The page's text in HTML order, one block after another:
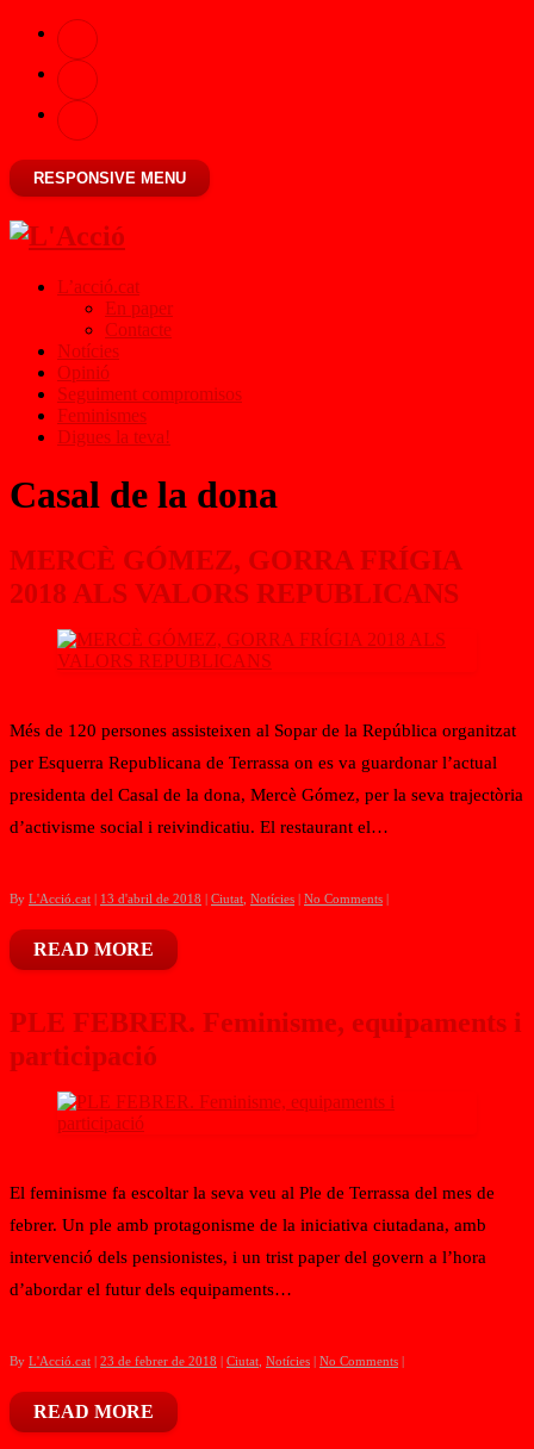
RESPONSIVE MENU
L’acció.cat
En paper
Contacte
Notícies
Opinió
Seguiment compromisos
Feminismes
Digues la teva!
Casal de la dona
MERCÈ GÓMEZ, GORRA FRÍGIA
2018 ALS VALORS REPUBLICANS
Més de 120 persones assisteixen al Sopar de la República organitzat
per Esquerra Republicana de Terrassa on es va guardonar l’actual
presidenta del Casal de la dona, Mercè Gómez, per la seva trajectòria
d’activisme social i reivindicatiu. El restaurant el…
By L'Acció.cat | 13 d'abril de 2018 | Ciutat Notícies | No Comments |
READ MORE
PLE FEBRER. Feminisme, equipaments i
participació
El feminisme fa escoltar la seva veu al Ple de Terrassa del mes de
febrer. Un ple amb protagonisme de la iniciativa ciutadana, amb
intervenció dels pensionistes, i un trist paper del govern a l’hora
d’abordar el futur dels equipaments…
By L'Acció.cat | 23 de febrer de 2018 | Ciutat Notícies | No Comments |
READ MORE